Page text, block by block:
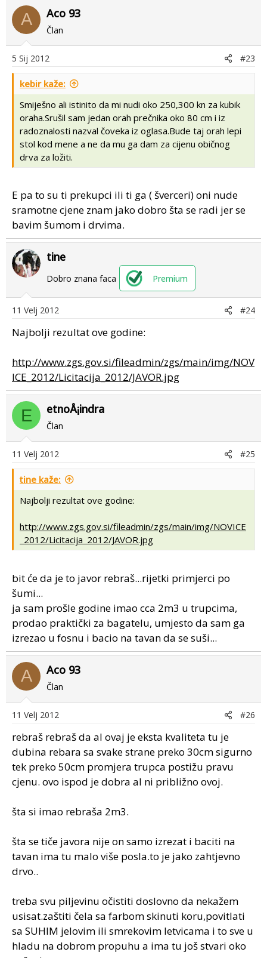
A Aco 93
Član
5 Sij 2012 #23
kebir kaže:
Smiješno ali istinito da mi nudi oko 250,300 kn za kubik
oraha.Srušil sam jedan orah prečnika oko 80 cm i iz
radoznalosti nazval čoveka iz oglasa.Bude taj orah lepi
stol kod mene a ne da mu ga dam za cijenu običnog
drva za ložiti.
E pa to su ti prekupci ili ti ga ( šverceri) oni nude
sramotne cjene znam jako dobro šta se radi jer se
bavim šumom i drvima.
tine
Dobro znana faca Premium
11 Velj 2012 #24
Najbolji rezultat ove godine:
http://www.zgs.gov.si/fileadmin/zgs/main/img/NOV
ICE_2012/Licitacija_2012/JAVOR.jpg
E etnoÅ¡indra
Član
11 Velj 2012 #25
tine kaže:
Najbolji rezultat ove godine:
http://www.zgs.gov.si/fileadmin/zgs/main/img/NOVICE
_2012/Licitacija_2012/JAVOR.jpg
bit će da je to javor rebraš...rijetki primjerci po
šumi...
ja sam prošle godine imao cca 2m3 u trupcima,
prodao praktički za bagatelu, umjesto da sam ga
izrezao u fosnu i bacio na tavan da se suši...
A Aco 93
Član
11 Velj 2012 #26
rebraš rebraš da al ovaj je eksta kvaliteta tu je
dubina rebara sa svake strane preko 30cm sigurno
tek preko 50cm promjera trupca postižu pravu
cjenu. ovo ispod je dobra al ni približno ovoj.
šta si imao rebraša 2m3.
šta se tiče javora nije on samo izrezat i baciti na
tavan ima tu malo više posla.to je jako zahtjevno
drvo..
treba svu piljevinu očistiti doslovno da nekažem
usisat.zaštiti čela sa farbom skinuti koru,povitlati
sa SUHIM jelovim ili smrekovim letvicama i to sve u
hladu na dobrom propuhu a ima tu još stvari oko